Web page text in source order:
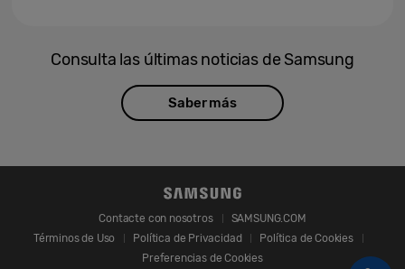
Consulta las últimas noticias de Samsung
Saber más
Contacte con nosotros
SAMSUNG.COM
Términos de Uso
Política de Privacidad
Política de Cookies
Preferencias de Cookies